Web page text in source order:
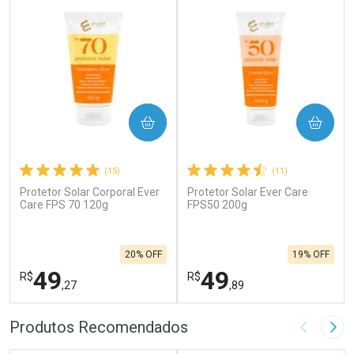
(15)
Protetor Solar Corporal Ever
Care FPS 70 120g
R$49,27
20% OFF
COMPRAR
FECHAR
FECHAR
(11)
Protetor Solar Ever Care
FPS50 200g
R$49,89
19% OFF
COMPRAR
Produtos Recomendados Imagem